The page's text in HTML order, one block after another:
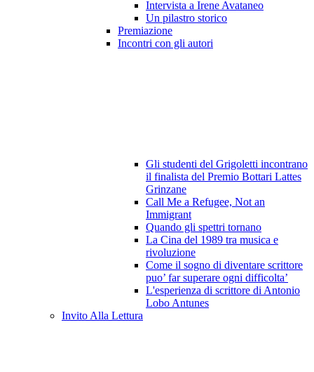
Intervista a Irene Avataneo
Un pilastro storico
Premiazione
Incontri con gli autori
Gli studenti del Grigoletti incontrano
il finalista del Premio Bottari Lattes
Grinzane
Call Me a Refugee, Not an
Immigrant
Quando gli spettri tornano
La Cina del 1989 tra musica e
rivoluzione
Come il sogno di diventare scrittore
puo’ far superare ogni difficolta’
L'esperienza di scrittore di Antonio
Lobo Antunes
Invito Alla Lettura